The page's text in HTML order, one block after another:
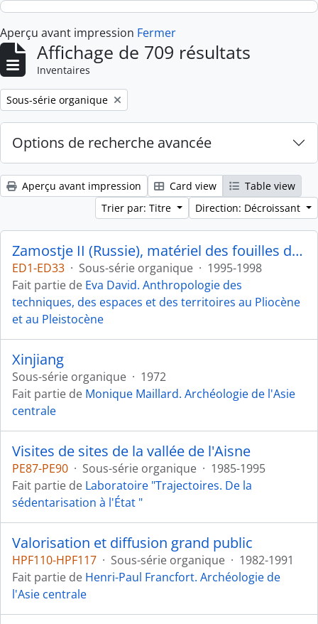
Skip to main content
Aperçu avant impression Fermer
Affichage de 709 résultats
Inventaires
Remove filter:
Sous-série organique
Options de recherche avancée
Aperçu avant impression Card view
Table view
Trier par: Titre
Direction: Décroissant
Zamostje II (Russie), matériel des fouilles de 1991
ED1-ED33 · Sous-série organique · 1995-1998
Fait partie de Eva David. Anthropologie des
techniques, des espaces et des territoires au Pliocène
et au Pleistocène
Xinjiang
Sous-série organique · 1972
Fait partie de Monique Maillard. Archéologie de l'Asie
centrale
Visites de sites de la vallée de l'Aisne
PE87-PE90 · Sous-série organique · 1985-1995
Fait partie de Laboratoire "Trajectoires. De la
sédentarisation à l'État "
Valorisation et diffusion grand public
HPF110-HPF117 · Sous-série organique · 1982-1991
Fait partie de Henri-Paul Francfort. Archéologie de
l'Asie centrale